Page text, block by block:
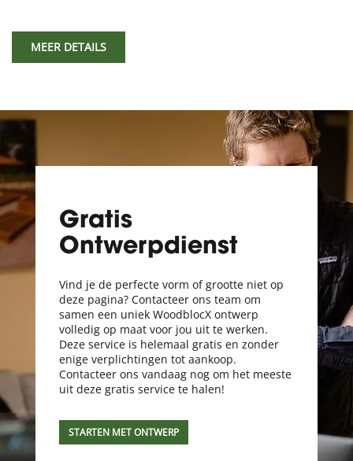
MEER DETAILS
Gratis
Ontwerpdienst
Vind je de perfecte vorm of grootte niet op
deze pagina? Contacteer ons team om
samen een uniek WoodblocX ontwerp
volledig op maat voor jou uit te werken.
Deze service is helemaal gratis en zonder
enige verplichtingen tot aankoop.
Contacteer ons vandaag nog om het meeste
uit deze gratis service te halen!
STARTEN MET ONTWERP